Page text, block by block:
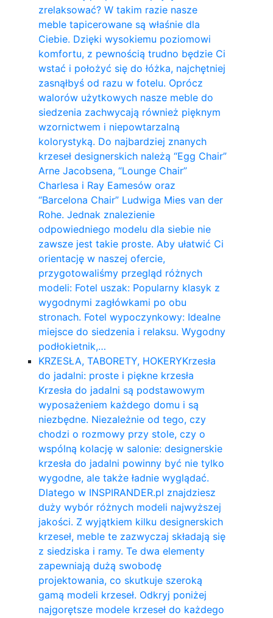
zrelaksować? W takim razie nasze
meble tapicerowane są właśnie dla
Ciebie. Dzięki wysokiemu poziomowi
komfortu, z pewnością trudno będzie Ci
wstać i położyć się do łóżka, najchętniej
zasnąłbyś od razu w fotelu. Oprócz
walorów użytkowych nasze meble do
siedzenia zachwycają również pięknym
wzornictwem i niepowtarzalną
kolorystyką. Do najbardziej znanych
krzeseł designerskich należą “Egg Chair”
Arne Jacobsena, “Lounge Chair”
Charlesa i Ray Eamesów oraz
“Barcelona Chair” Ludwiga Mies van der
Rohe. Jednak znalezienie
odpowiedniego modelu dla siebie nie
zawsze jest takie proste. Aby ułatwić Ci
orientację w naszej ofercie,
przygotowaliśmy przegląd różnych
modeli: Fotel uszak: Popularny klasyk z
wygodnymi zagłówkami po obu
stronach. Fotel wypoczynkowy: Idealne
miejsce do siedzenia i relaksu. Wygodny
podłokietnik,…
KRZESŁA, TABORETY, HOKERYKrzesła
do jadalni: proste i piękne krzesła
Krzesła do jadalni są podstawowym
wyposażeniem każdego domu i są
niezbędne. Niezależnie od tego, czy
chodzi o rozmowy przy stole, czy o
wspólną kolację w salonie: designerskie
krzesła do jadalni powinny być nie tylko
wygodne, ale także ładnie wyglądać.
Dlatego w INSPIRANDER.pl znajdziesz
duży wybór różnych modeli najwyższej
jakości. Z wyjątkiem kilku designerskich
krzeseł, meble te zazwyczaj składają się
z siedziska i ramy. Te dwa elementy
zapewniają dużą swobodę
projektowania, co skutkuje szeroką
gamą modeli krzeseł. Odkryj poniżej
najgorętsze modele krzeseł do każdego